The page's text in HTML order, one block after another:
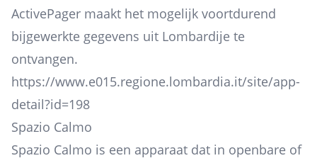
ActivePager maakt het mogelijk voortdurend
bijgewerkte gegevens uit Lombardije te
ontvangen.
https://www.e015.regione.lombardia.it/site/app-
detail?id=198
Spazio Calmo
Spazio Calmo is een apparaat dat in openbare of